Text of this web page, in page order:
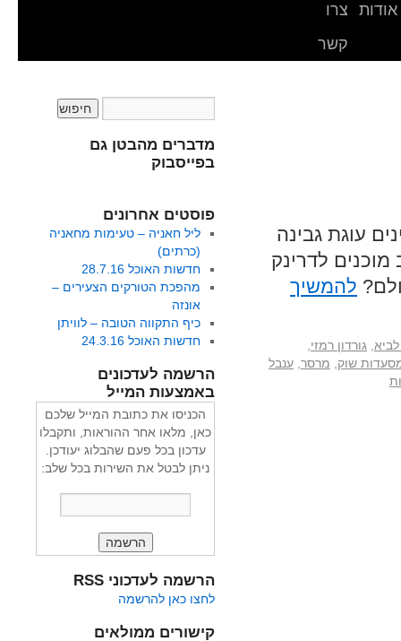
אודות
צרו
קשר
עוגת גבינה
לדרינק
להמשיך
לביא גורדון רמזי
שוק
מרסר ענבל
מדברים מהבטן גם
בפייסבוק
פוסטים אחרונים
ליל חאניה – טעימות מחאניה
(כרתים)
חדשות האוכל 28.7.16
מהפכת הטורקים הצעירים –
אונזה
כיף התקווה הטובה – לוויתן
חדשות האוכל 24.3.16
הרשמה לעדכונים
באמצעות המייל
הכניסו את כתובת המייל שלכם
כאן, מלאו אחר ההוראות, ותקבלו
עדכון בכל פעם שהבלוג יעודכן.
ניתן לבטל את השירות בכל שלב:
הרשמה לעדכוני RSS
לחצו כאן להרשמה
קישורים ממולאים